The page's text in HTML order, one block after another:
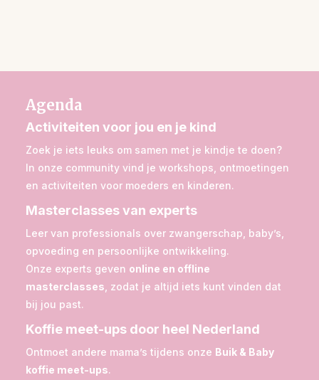
Agenda
Activiteiten voor jou en je kind
Zoek je iets leuks om samen met je kindje te doen?
In onze community vind je workshops, ontmoetingen
en activiteiten voor moeders en kinderen.
Masterclasses van experts
Leer van professionals over zwangerschap, baby’s,
opvoeding en persoonlijke ontwikkeling.
Onze experts geven online en offline
masterclasses , zodat je altijd iets kunt vinden dat
bij jou past.
Koffie meet-ups door heel Nederland
Ontmoet andere mama’s tijdens onze Buik & Baby
koffie meet-ups.